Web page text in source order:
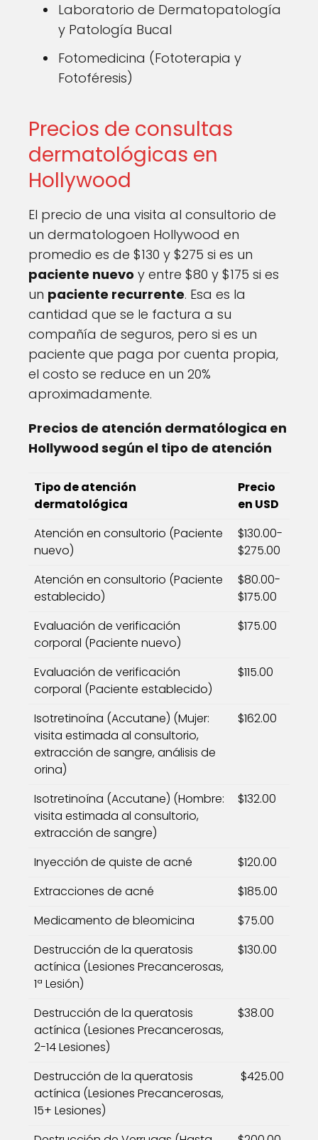
Laboratorio de Dermatopatología
y Patología Bucal
Fotomedicina (Fototerapia y
Fotoféresis)
Precios de consultas
dermatológicas en
Hollywood
El precio de una visita al consultorio de
un dermatologoen Hollywood en
promedio es de $130 y $275 si es un
paciente nuevo y entre $80 y $175 si es
un paciente recurrente. Esa es la
cantidad que se le factura a su
compañía de seguros, pero si es un
paciente que paga por cuenta propia,
el costo se reduce en un 20%
aproximadamente.
Precios de atención dermatólogica en
Hollywood según el tipo de atención
Tipo de atención
dermatológica
Precio
en USD
Atención en consultorio (Paciente
nuevo)
$130.00-
$275.00
Atención en consultorio (Paciente
establecido)
$80.00-
$175.00
Evaluación de verificación
corporal (Paciente nuevo)
$175.00
Evaluación de verificación
corporal (Paciente establecido)
$115.00
Isotretinoína (Accutane) (Mujer:
visita estimada al consultorio,
extracción de sangre, análisis de
orina)
$162.00
Isotretinoína (Accutane) (Hombre:
visita estimada al consultorio,
extracción de sangre)
$132.00
Inyección de quiste de acné
$120.00
Extracciones de acné
$185.00
Medicamento de bleomicina
$75.00
Destrucción de la queratosis
actínica (Lesiones Precancerosas,
1ª Lesión)
$130.00
Destrucción de la queratosis
actínica (Lesiones Precancerosas,
2-14 Lesiones)
$38.00
Destrucción de la queratosis
actínica (Lesiones Precancerosas,
15+ Lesiones)
$425.00